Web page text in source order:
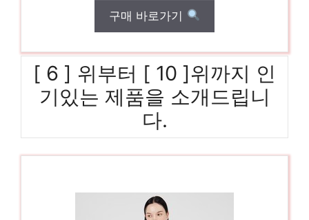
구매 바로가기
[ 6 ] 위부터 [ 10 ]위까지 인
기있는 제품을 소개드립니
다.